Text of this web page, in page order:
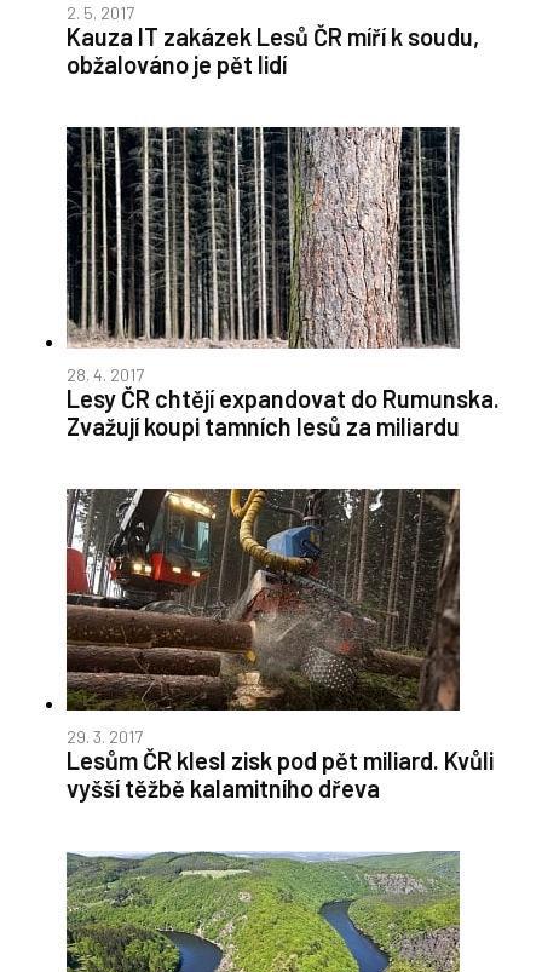
2. 5. 2017
Kauza IT zakázek Lesů ČR míří k soudu,
obžalováno je pět lidí
28. 4. 2017
Lesy ČR chtějí expandovat do Rumunska.
Zvažují koupi tamních lesů za miliardu
29. 3. 2017
Lesům ČR klesl zisk pod pět miliard. Kvůli
vyšší těžbě kalamitního dřeva